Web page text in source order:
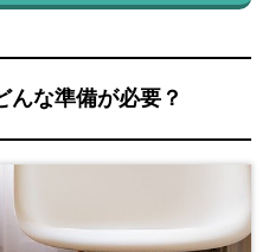
んな準備が必要？